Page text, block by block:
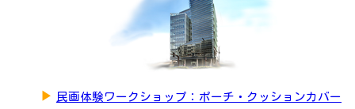
▶ 民画体験ワークショップ：ポーチ・クッションカバー